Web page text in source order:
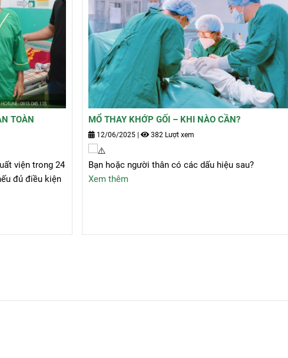
TOÀN
viện trong 24
đủ điều kiện
MỔ THAY KHỚP GỐI – KHI NÀO CẦN?
12/06/2025 | 382 Lượt xem
Bạn hoặc người thân có các dấu hiệu sau?
Xem thêm